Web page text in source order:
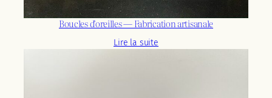
Boucles d’oreilles — Fabrication artisanale
Lire la suite